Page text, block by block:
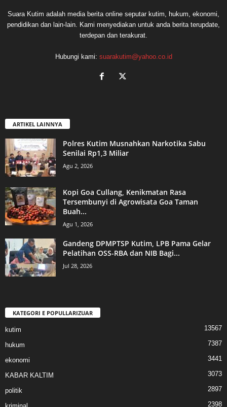
Suara Kutim adalah media berita online seputar kutim, hukum, ekonomi,
pendidikan dan lain-lain. Kami menyediakan untuk anda berita terupdate,
terdepan dan terakurat.
Hubungi kami: suarakutim@yahoo.co.id
ARTIKEL LAINNYA
Polres Kutim Musnahkan Narkotika Sabu
Senilai Rp1,3 Miliar
Agu 2, 2026
Kopi Goa Cullang, Kenikmatan Rasa
Tersembunyi di Agrowisata Goa Taman
Buah...
Agu 1, 2026
Gandeng DPMPTSP Kutim, LPB Pama Gelar
Pelatihan OSS-RBA dan NIB Bagi...
Jul 28, 2026
KATEGORI E POPULLARIZUAR
kutim 13567
hukum 7387
ekonomi 3441
KABAR KALTIM 3073
politik 2897
2398